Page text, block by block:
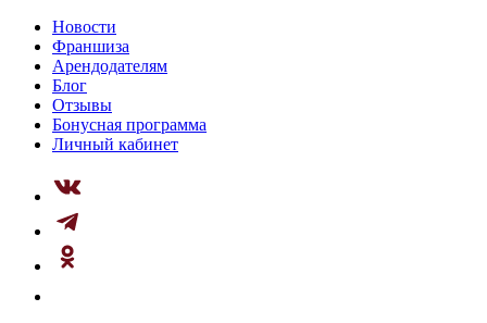
Новости
Франшиза
Арендодателям
Блог
Отзывы
Бонусная программа
Личный кабинет